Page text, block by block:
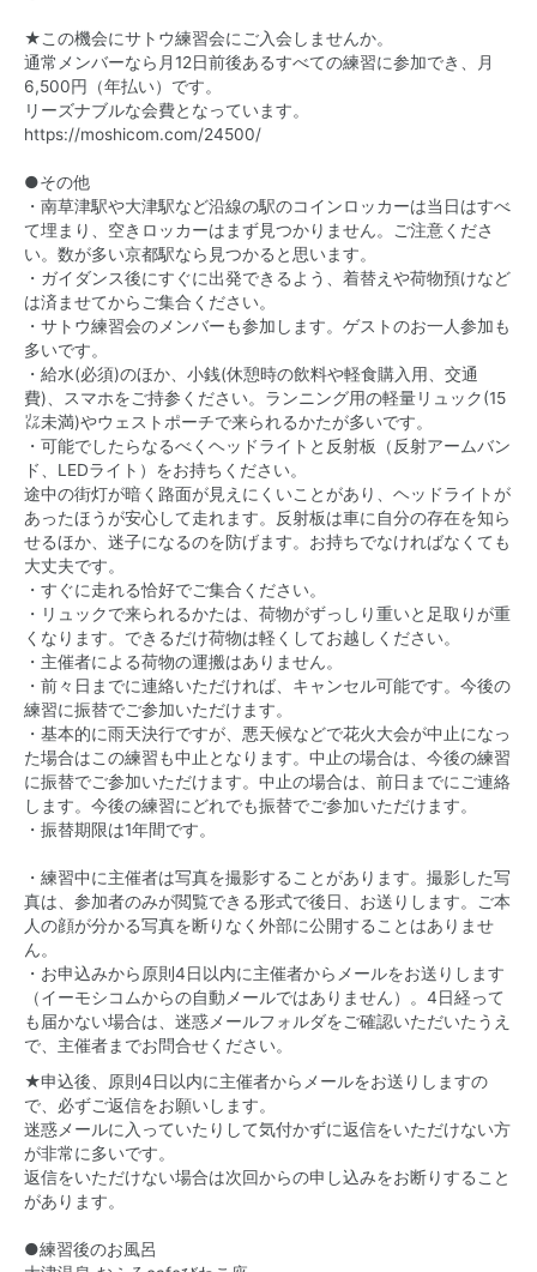
★この機会にサトウ練習会にご入会しませんか。
通常メンバーなら月12日前後あるすべての練習に参加でき、月
6,500円（年払い）です。
リーズナブルな会費となっています。
https://moshicom.com/24500/
●その他
・南草津駅や大津駅など沿線の駅のコインロッカーは当日はすべ
て埋まり、空きロッカーはまず見つかりません。ご注意くださ
い。数が多い京都駅なら見つかると思います。
・ガイダンス後にすぐに出発できるよう、着替えや荷物預けなど
は済ませてからご集合ください。
・サトウ練習会のメンバーも参加します。ゲストのお一人参加も
多いです。
・給水(必須)のほか、小銭(休憩時の飲料や軽食購入用、交通
費)、スマホをご持参ください。ランニング用の軽量リュック(15
㍑未満)やウェストポーチで来られるかたが多いです。
・可能でしたらなるべくヘッドライトと反射板（反射アームバン
ド、LEDライト）をお持ちください。
途中の街灯が暗く路面が見えにくいことがあり、ヘッドライトが
あったほうが安心して走れます。反射板は車に自分の存在を知ら
せるほか、迷子になるのを防げます。お持ちでなければなくても
大丈夫です。
・すぐに走れる恰好でご集合ください。
・リュックで来られるかたは、荷物がずっしり重いと足取りが重
くなります。できるだけ荷物は軽くしてお越しください。
・主催者による荷物の運搬はありません。
・前々日までに連絡いただければ、キャンセル可能です。今後の
練習に振替でご参加いただけます。
・基本的に雨天決行ですが、悪天候などで花火大会が中止になっ
た場合はこの練習も中止となります。中止の場合は、今後の練習
に振替でご参加いただけます。中止の場合は、前日までにご連絡
します。今後の練習にどれでも振替でご参加いただけます。
・振替期限は1年間です。
・練習中に主催者は写真を撮影することがあります。撮影した写
真は、参加者のみが閲覧できる形式で後日、お送りします。ご本
人の顔が分かる写真を断りなく外部に公開することはありませ
ん。
・お申込みから原則4日以内に主催者からメールをお送りします
（イーモシコムからの自動メールではありません）。4日経って
も届かない場合は、迷惑メールフォルダをご確認いただいたうえ
で、主催者までお問合せください。
★申込後、原則4日以内に主催者からメールをお送りしますの
で、必ずご返信をお願いします。
迷惑メールに入っていたりして気付かずに返信をいただけない方
が非常に多いです。
返信をいただけない場合は次回からの申し込みをお断りすること
があります。
●練習後のお風呂